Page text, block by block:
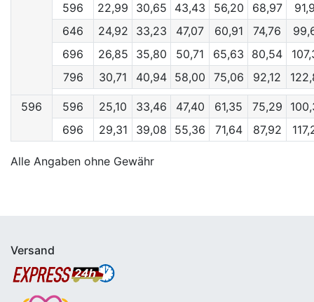
596
22,99 30,65 43,43 56,20 68,97
646
24,92 33,23 47,07 60,91 74,76
696
26,85 35,80 50,71 65,63 80,54
796
30,71 40,94 58,00 75,06 92,12
596 596 25,10 33,46 47,40 61,35 75,29
696
29,31 39,08 55,36 71,64 87,92
Alle Angaben ohne Gewähr
Versand